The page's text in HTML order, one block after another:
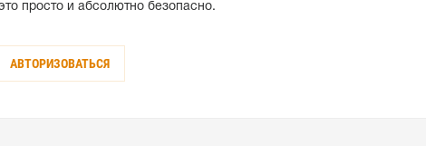
просто и абсолютно безопасно.
АВТОРИЗОВАТЬСЯ